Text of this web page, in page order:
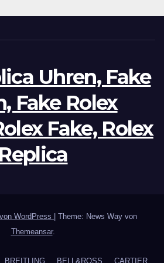
Uhren, Fake
Fake Rolex
Fake, Rolex
Replica
WordPress
Theme: News Way von
Themeansar.
BREITLING BELL&ROSS CARTIER